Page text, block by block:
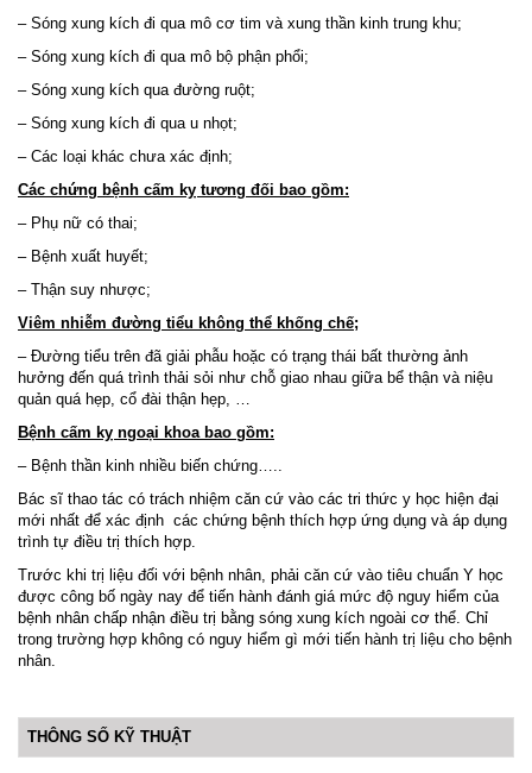
– Sóng xung kích đi qua mô cơ tim và xung thần kinh trung khu;
– Sóng xung kích đi qua mô bộ phận phổi;
– Sóng xung kích qua đường ruột;
– Sóng xung kích đi qua u nhọt;
– Các loại khác chưa xác định;
Các chứng bệnh cấm kỵ tương đối bao gồm:
– Phụ nữ có thai;
– Bệnh xuất huyết;
– Thận suy nhược;
Viêm nhiễm đường tiểu không thể khống chế;
– Đường tiểu trên đã giải phẫu hoặc có trạng thái bất thường ảnh
hưởng đến quá trình thải sỏi như chỗ giao nhau giữa bể thận và niệu
quản quá hẹp, cổ đài thận hẹp, …
Bệnh cấm kỵ ngoại khoa bao gồm:
– Bệnh thần kinh nhiều biến chứng…..
Bác sĩ thao tác có trách nhiệm căn cứ vào các tri thức y học hiện đại
mới nhất để xác định các chứng bệnh thích hợp ứng dụng và áp dụng
trình tự điều trị thích hợp.
Trước khi trị liệu đối với bệnh nhân, phải căn cứ vào tiêu chuẩn Y học
được công bố ngày nay để tiến hành đánh giá mức độ nguy hiểm của
bệnh nhân chấp nhận điều trị bằng sóng xung kích ngoài cơ thể. Chỉ
trong trường hợp không có nguy hiểm gì mới tiến hành trị liệu cho bệnh
nhân.
THÔNG SỐ KỸ THUẬT